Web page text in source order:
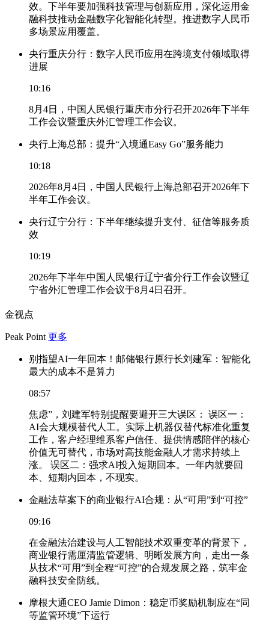
效。下半年要加强科技管理与创新应用，深化运用金
融科技推动金融数字化智能化转型。推进数字人民币
多场景应用覆盖。
央行重庆分行：数字人民币应用在跨境支付领域取得
进展
10:16
8月4日，中国人民银行重庆市分行召开2026年下半年
工作会议暨重庆外汇管理工作会议。
央行上海总部：提升“入境通Easy Go”服务能力
10:18
2026年8月4日，中国人民银行上海总部召开2026年下
半年工作会议。
央行辽宁分行：下半年继续提升支付、征信等服务质
效
10:19
2026年下半年中国人民银行辽宁省分行工作会议暨辽
宁省外汇管理工作会议于8月4日召开。
金视点
Peak Point 更多
别指望AI一年回本！邮储银行原行长刘建军：智能化
最大的成本不是算力
08:57
焦虑”，刘建军特别提醒要避开三大误区： 误区一：
AI会大规模替代人工。实际上机器仅替代标准化重复
工作，客户经理维系客户信任、提供情感陪伴的核心
价值无可替代，市场对高技能金融人才需求持续上
涨。 误区二：强求AI投入短期回本。一年内就要回
本、短期内回本，不现实。
金融法草案下的商业银行AI合规：从“可用”到“可控”
09:16
在金融法治建设与人工智能技术双重变革的背景下，
商业银行需厘清监管逻辑、明晰发展方向，走出一条
从技术“可用”到全程“可控”的合规发展之路，筑牢金
融科技安全防线。
摩根大通CEO Jamie Dimon：稳定币奖励机制应在“同
等监管环境”下运行